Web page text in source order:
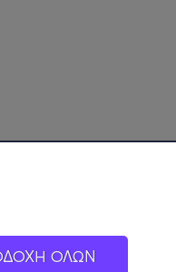
ΟΛΩΝ